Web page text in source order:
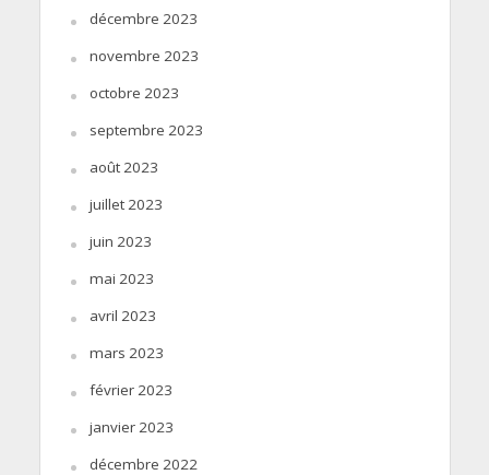
décembre 2023
novembre 2023
octobre 2023
septembre 2023
août 2023
juillet 2023
juin 2023
mai 2023
avril 2023
mars 2023
février 2023
janvier 2023
décembre 2022